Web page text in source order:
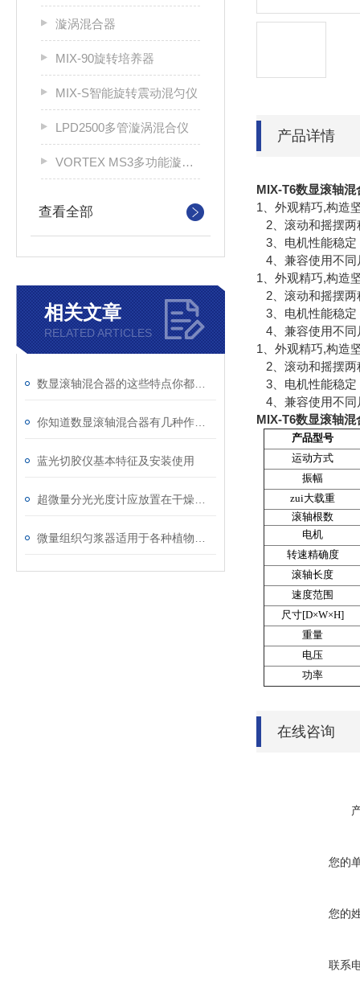
漩涡混合器
MIX-90旋转培养器
MIX-S智能旋转震动混匀仪
LPD2500多管漩涡混合仪
VORTEX MS3多功能漩涡混合器
查看全部
相关文章
RELATED ARTICLES
蓝光切胶仪基本特征及安装使用
产品详情
MIX-T6数显滚轴
1、外观精巧,构造
2、滚动和摇摆两
3、电机性能稳定
4、兼容使用不同
1、外观精巧,构造
2、滚动和摇摆两
3、电机性能稳定
4、兼容使用不同
1、外观精巧,构造
2、滚动和摇摆两
3、电机性能稳定
4、兼容使用不同
MIX-T6数显滚轴
产品型号
运动方式
振幅
zui大载重
滚轴根数
电机
转速精确度
滚轴长度
速度范围
尺寸[D×W×H]
重量
电压
功率
在线咨询
您的
您的
联系